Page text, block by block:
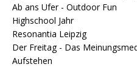
Ab ans Ufer - Outdoor Fun
Highschool Jahr
Resonantia Leipzig
Der Freitag - Das
Aufstehen